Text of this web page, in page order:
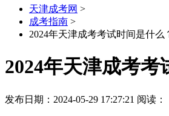
天津成考网 >
成考指南 >
2024年天津成考考试时间是什么
2024年天津成考考
发布日期：2024-05-29 17:27:21 阅读：